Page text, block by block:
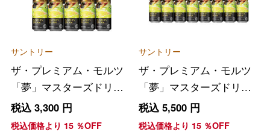
サントリー
ザ・プレミアム・モルツ
「夢」マスターズドリー
ムダブルセット
税込 3,300円
税込価格より 15％OFF
サントリー
ザ・プレミアム・モルツ
「夢」マスターズドリー
ムダブルセット
税込 5,500円
税込価格より 15％OFF